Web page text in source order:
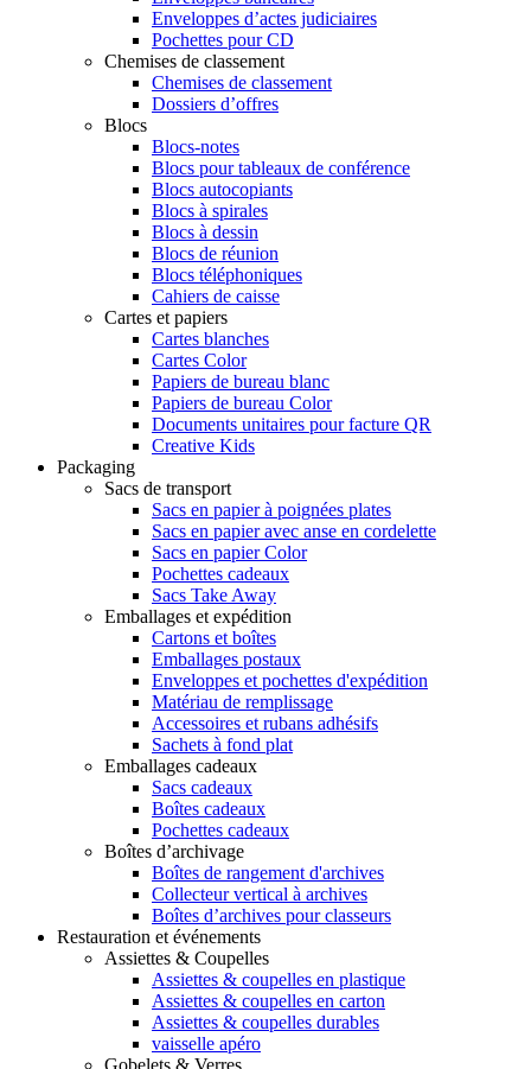
Enveloppes d’actes judiciaires
Pochettes pour CD
Chemises de classement
Chemises de classement
Dossiers d’offres
Blocs
Blocs-notes
Blocs pour tableaux de conférence
Blocs autocopiants
Blocs à spirales
Blocs à dessin
Blocs de réunion
Blocs téléphoniques
Cahiers de caisse
Cartes et papiers
Cartes blanches
Cartes Color
Papiers de bureau blanc
Papiers de bureau Color
Documents unitaires pour facture QR
Creative Kids
Packaging
Sacs de transport
Sacs en papier à poignées plates
Sacs en papier avec anse en cordelette
Sacs en papier Color
Pochettes cadeaux
Sacs Take Away
Emballages et expédition
Cartons et boîtes
Emballages postaux
Enveloppes et pochettes d'expédition
Matériau de remplissage
Accessoires et rubans adhésifs
Sachets à fond plat
Emballages cadeaux
Sacs cadeaux
Boîtes cadeaux
Pochettes cadeaux
Boîtes d’archivage
Boîtes de rangement d'archives
Collecteur vertical à archives
Boîtes d’archives pour classeurs
Restauration et événements
Assiettes & Coupelles
Assiettes & coupelles en plastique
Assiettes & coupelles en carton
Assiettes & coupelles durables
vaisselle apéro